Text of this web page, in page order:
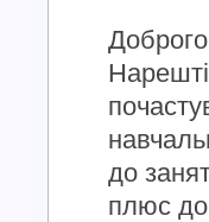
до
плюс до